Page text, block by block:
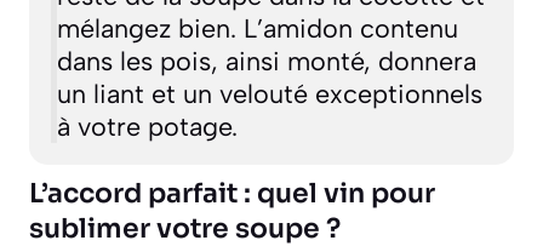
mélangez bien. L’amidon contenu
dans les pois, ainsi monté, donnera
un liant et un velouté exceptionnels
à votre potage.
L’accord parfait : quel vin pour
sublimer votre soupe ?